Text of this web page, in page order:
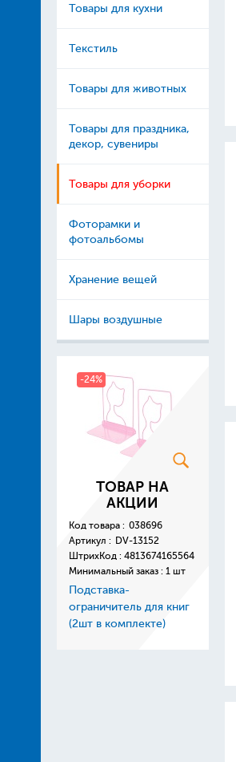
Товары для кухни
Текстиль
Товары для животных
Товары для праздника,
декор, сувениры
Товары для уборки
Фоторамки и
фотоальбомы
Хранение вещей
Шары воздушные
-24%
ТОВАР НА
АКЦИИ
Код товара : 038696
Артикул : DV-13152
ШтрихКод : 4813674165564
Минимальный заказ : 1 шт
Подставка-
ограничитель для книг
(2шт в комплекте)